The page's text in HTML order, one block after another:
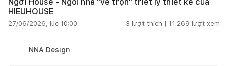
HIEUHOUSE
27/06/2026, lúc 10:00 3 lượt thích | 11.269 lượt xem
NNA Design